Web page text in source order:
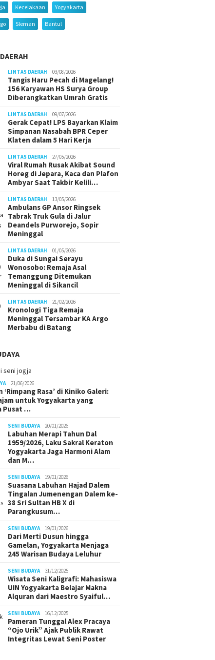
Kecelakaan Yogyakarta
Sleman Bantul
LINTAS DAERAH 03/08/2026
Tangis Haru Pecah di Magelang!
156 Karyawan HS Surya Group
Diberangkatkan Umrah Gratis
LINTAS DAERAH 09/07/2026
Gerak Cepat! LPS Bayarkan Klaim
Simpanan Nasabah BPR Ceper
Klaten dalam 5 Hari Kerja
LINTAS DAERAH 27/05/2026
Viral Rumah Rusak Akibat Sound
Horeg di Jepara, Kaca dan Plafon
Ambyar Saat Takbir Kelili…
LINTAS DAERAH 13/05/2026
Ambulans GP Ansor Ringsek
Tabrak Truk Gula di Jalur
Deandels Purworejo, Sopir
Meninggal
LINTAS DAERAH 01/05/2026
Duka di Sungai Serayu
Wonosobo: Remaja Asal
Temanggung Ditemukan
Meninggal di Sikancil
LINTAS DAERAH 21/02/2026
Kronologi Tiga Remaja
Meninggal Tersambar KA Argo
Merbabu di Batang
21/06/2026
‘Rimpang Rasa’ di Kiniko Galeri:
untuk Yogyakarta yang
Pusat …
SENI BUDAYA 20/01/2026
Labuhan Merapi Tahun Dal
1959/2026, Laku Sakral Keraton
Yogyakarta Jaga Harmoni Alam
dan M…
SENI BUDAYA 19/01/2026
Suasana Labuhan Hajad Dalem
Tingalan Jumenengan Dalem ke-
38 Sri Sultan HB X di
Parangkusum…
SENI BUDAYA 19/01/2026
Dari Merti Dusun hingga
Gamelan, Yogyakarta Menjaga
245 Warisan Budaya Leluhur
SENI BUDAYA 31/12/2025
Wisata Seni Kaligrafi: Mahasiswa
UIN Yogyakarta Belajar Makna
Alquran dari Maestro Syaiful…
SENI BUDAYA 16/12/2025
Pameran Tunggal Alex Pracaya
“Ojo Urik” Ajak Publik Rawat
Integritas Lewat Seni Poster